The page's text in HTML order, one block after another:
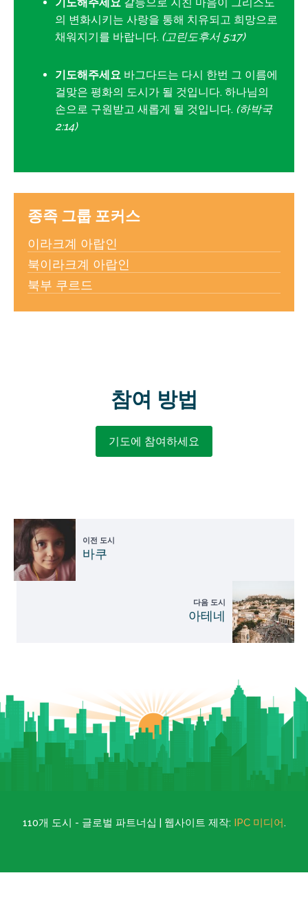
기도해주세요 갈등으로 지친 마음이 그리스도
의 변화시키는 사랑을 통해 치유되고 희망으로
채워지기를 바랍니다. (고린도후서 5:17)
기도해주세요 바그다드는 다시 한번 그 이름에
걸맞은 평화의 도시가 될 것입니다. 하나님의
손으로 구원받고 새롭게 될 것입니다. (하박국
2:14)
종족 그룹 포커스
이라크계 아랍인
북이라크계 아랍인
북부 쿠르드
참여 방법
기도에 참여하세요
이전 도시
바쿠
다음 도시
아테네
110개 도시 - 글로벌 파트너십 | 웹사이트 제작: IPC 미디어.